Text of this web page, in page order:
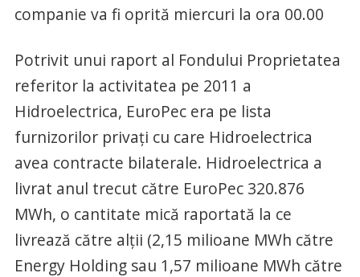
companie va fi oprită miercuri la ora 00.00
Potrivit unui raport al Fondului Proprietatea
referitor la activitatea pe 2011 a
Hidroelectrica, EuroPec era pe lista
furnizorilor privaţi cu care Hidroelectrica
avea contracte bilaterale. Hidroelectrica a
livrat anul trecut către EuroPec 320.876
MWh, o cantitate mică raportată la ce
livrează către alţii (2,15 milioane MWh către
Energy Holding sau 1,57 milioane MWh către